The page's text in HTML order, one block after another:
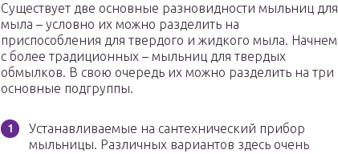
Существует две основные разновидности мыльниц для
мыла – условно их можно разделить на
приспособления для твердого и жидкого мыла. Начнем
с более традиционных – мыльниц для твердых
обмылков. В свою очередь их можно разделить на три
основные подгруппы.
Устанавливаемые на сантехнический прибор
мыльницы. Различных вариантов здесь очень